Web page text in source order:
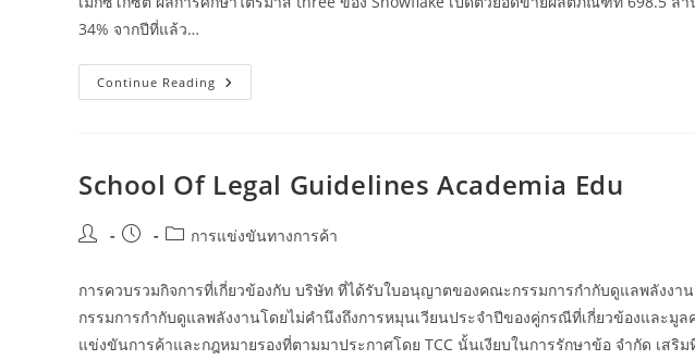
34% จากปีที่แล้ว…
Continue Reading Commerce
Competitors
School Of Legal Guidelines Academia Edu
Post
Post
Postการแข่งขันทางการค้า
การควบรวมกิจการที่เกี่ยวข้องกับ บริษัท ที่ได้รับใบอนุญาตของคณะกรรมการกำกับดูแลพลังง
กรรมการกำกับดูแลพลังงานโดยไม่คำนึงถึงการหมุนเวียนประจำปีของคู่กรณีที่เกี่ยวข้องและมู
แข่งขันการค้าและกฎหมายรองที่ตามมาประกาศโดย TCC นั้นเงียบในการรักษาข้อ จำกัด เสริ